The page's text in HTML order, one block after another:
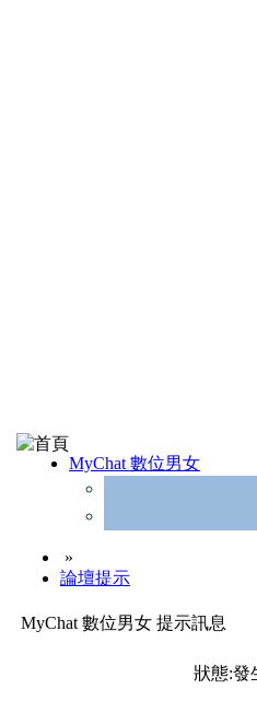
MyChat 數位男女
»
論壇提示
MyChat 數位男女 提示訊息
狀態:發